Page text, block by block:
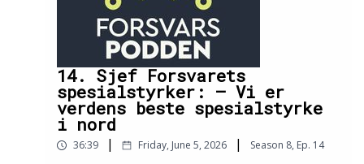
14. Sjef Forsvarets
spesialstyrker: – Vi er
verdens beste spesialstyrke
i nord
36:39 | Friday, June 5, 2026 | Season 8, Ep. 14